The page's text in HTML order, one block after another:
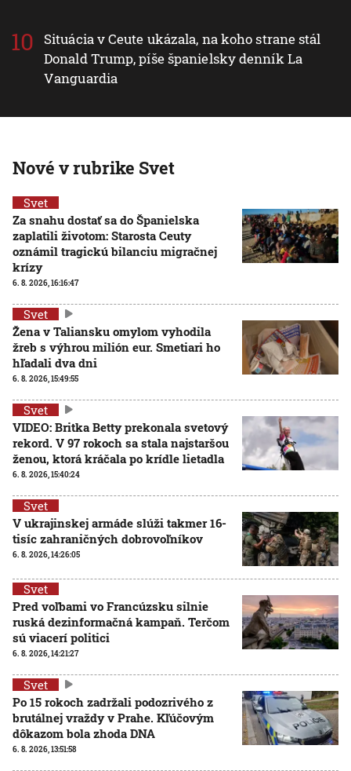
Situácia v Ceute ukázala, na koho strane stál
Donald Trump, píše španielsky denník La
Vanguardia
Nové v rubrike Svet
Svet
Za snahu dostať sa do Španielska
zaplatili životom: Starosta Ceuty
oznámil tragickú bilanciu migračnej
krízy
6. 8. 2026, 16:16:47
Svet
Žena v Taliansku omylom vyhodila
žreb s výhrou milión eur. Smetiari ho
hľadali dva dni
6. 8. 2026, 15:49:55
Svet
VIDEO: Britka Betty prekonala svetový
rekord. V 97 rokoch sa stala najstaršou
ženou, ktorá kráčala po krídle lietadla
6. 8. 2026, 15:40:24
Svet
V ukrajinskej armáde slúži takmer 16-
tisíc zahraničných dobrovoľníkov
6. 8. 2026, 14:26:05
Svet
Pred voľbami vo Francúzsku silnie
ruská dezinformačná kampaň. Terčom
sú viacerí politici
6. 8. 2026, 14:21:27
Svet
Po 15 rokoch zadržali podozrivého z
brutálnej vraždy v Prahe. Kľúčovým
dôkazom bola zhoda DNA
6. 8. 2026, 13:51:58